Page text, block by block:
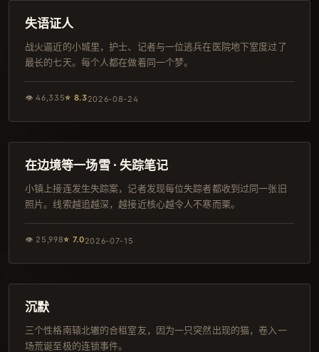
韩剧
失语证人
战火逼近的小城里，护士、记者与一位逃兵在医院地下室度过了
最长的七天。每个人都在做着同一个梦。
👁46,335⭐ 8.32026-08-24
热播
在边境等一场雪 · 失踪笔记
小镇上接连发生失踪案，记者发现每位失踪者都收到过同一张旧
照片。线索越追越深，越接近核心越令人不寒而栗。
👁 25,998⭐ 7.02026-07-15
韩剧
沉默
三个性格南辕北辙的合租室友，因为一只突然出现的猫，卷入一
场荒诞至极的连锁事件。